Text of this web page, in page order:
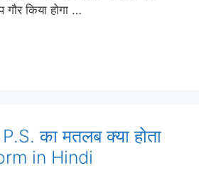
किया होगा …
का मतलब क्या होता
in Hindi